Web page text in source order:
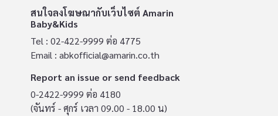
สนใจลงโฆษณากับเว็บไซต์ Amarin
Baby&Kids
Tel : 02-422-9999 ต่อ 4775
Email : abkofficial@amarin.co.th
Report an issue or send feedback
0-2422-9999 ต่อ 4180
(จันทร์ - ศุกร์ เวลา 09.00 - 18.00 น)